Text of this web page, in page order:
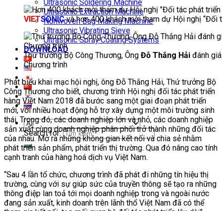
Ultrasonic Soldering Machine
Ultrasonic Extraction Machine
Nonwoven Bag Making Machine
Ultrasonic Vibrating Sieve
Ultrasonic Spray Coating Systems
DOWNLOAD
Search for:
VIETSONIC và hơn 400 khách mời tham dự Hội nghị “Đối
Thứ trưởng Bộ Công Thương, Ông Đỗ Thắng Hải đánh
Chương trình
Phát biểu khai mạc hội nghị, ông Đỗ Thắng Hải, Thứ trưởng Bộ
Công Thương cho biết, chương trình Hội nghị đối tác phát triển
hàng Việt Nam 2018 đã bước sang một giai đoạn phát triển
mới, với nhiều hoạt động hỗ trợ xây dựng một môi trường sinh
thái. Trong đó, các doanh nghiệp lớn và nhỏ, các doanh nghiệp
sản xuất cùng doanh nghiệp phân phối trở thành những đối tác
của nhau. Mở ra những không gian kết nối và chia sẻ nhằm
phát triển sản phẩm, phát triển thị trường. Qua đó nâng cao tính
cạnh tranh của hàng hoá dịch vụ Việt Nam.
“Sau 4 lần tổ chức, chương trình đã phát đi những tín hiệu thị
trường, cùng với sự giúp sức của truyền thông sẽ tạo ra những
thông điệp lan toả tới mọi doanh nghiệp trong và ngoài nước
đang sản xuất, kinh doanh trên lãnh thổ Việt Nam đã có thể